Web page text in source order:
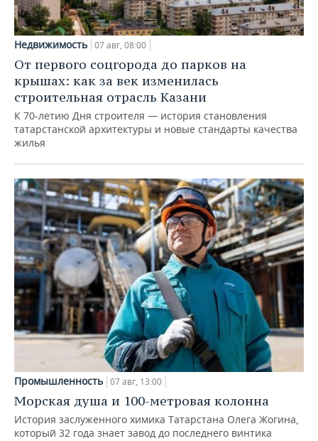
Недвижимость 07 авг, 08:00
От первого соцгорода до парков на
крышах: как за век изменилась
строительная отрасль Казани
К 70-летию Дня строителя — история становления
татарстанской архитектуры и новые стандарты качества
жилья
Промышленность 07 авг, 13:00
Морская душа и 100-метровая колонна
История заслуженного химика Татарстана Олега Жогина,
который 32 года знает завод до последнего винтика